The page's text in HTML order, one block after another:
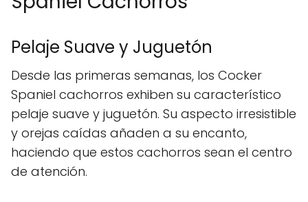
Pelaje Suave y Juguetón
Desde las primeras semanas, los Cocker
Spaniel cachorros exhiben su característico
pelaje suave y juguetón. Su aspecto irresistible
y orejas caídas añaden a su encanto,
haciendo que estos cachorros sean el centro
de atención.